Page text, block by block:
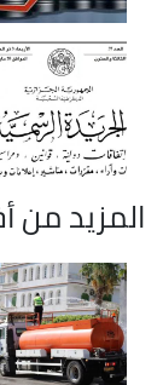
المزيد من